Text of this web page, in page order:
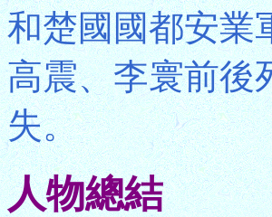
和楚國國都安業
高震、李寰前後
失。
人物總結